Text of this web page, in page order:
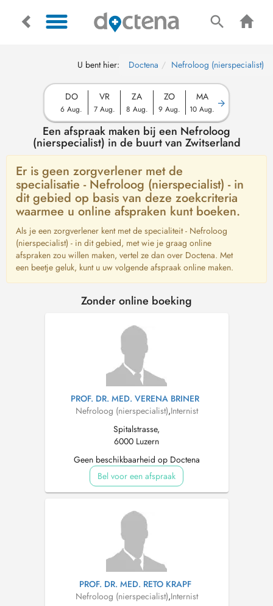
U bent hier: Doctena Nefroloog (nierspecialist)
DO
6 Aug.
VR
7 Aug.
ZA
8 Aug.
ZO
9 Aug.
MA
10 Aug.
Een afspraak maken bij een Nefroloog
(nierspecialist) in de buurt van Zwitserland
Er is geen zorgverlener met de
specialisatie - Nefroloog (nierspecialist) - in
dit gebied op basis van deze zoekcriteria
waarmee u online afspraken kunt boeken.
Als je een zorgverlener kent met de specialiteit - Nefroloog
(nierspecialist) - in dit gebied, met wie je graag online
afspraken zou willen maken, vertel ze dan over Doctena. Met
een beetje geluk, kunt u uw volgende afspraak online maken.
Zonder online boeking
PROF. DR. MED. VERENA BRINER
Nefroloog (nierspecialist),Internist
Spitalstrasse,
6000 Luzern
Geen beschikbaarheid op Doctena
Bel voor een afspraak
PROF. DR. MED. RETO KRAPF
Nefroloog (nierspecialist),Internist